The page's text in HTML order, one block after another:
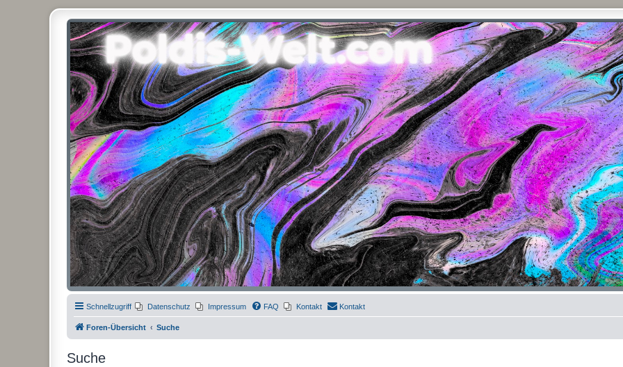
Poldis-Welt.com
Das Forum für Jeans, Sportswear, grosse Grössen und Accessoires
Schnellzugriff Datenschutz Impressum FAQ Kontakt Kontakt
Foren-Übersicht Suche
Suche